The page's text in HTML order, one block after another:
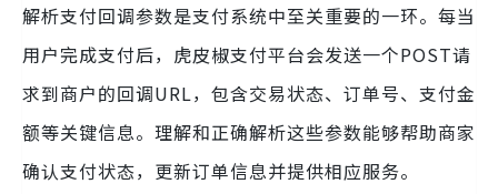
解析支付回调参数是支付系统中至关重要的一环。每当
用户完成支付后，虎皮椒支付平台会发送一个POST请
求到商户的回调URL，包含交易状态、订单号、支付金
额等关键信息。理解和正确解析这些参数能够帮助商家
确认支付状态，更新订单信息并提供相应服务。